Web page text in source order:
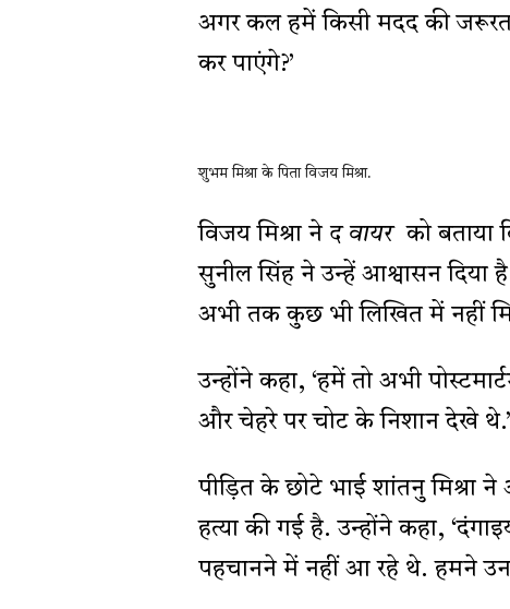
अगर कल हमें किसी मदद की जरूरत
कर पाएंगे?’
शुभम मिश्रा के पिता विजय मिश्रा.
विजय मिश्रा ने द वायरको बताया
सुनील सिंह ने उन्हें आश्वासन दिया
अभी तक कुछ भी लिखित में नहीं
उन्होंने कहा, ‘हमें तो अभी
और चेहरे पर चोट के निशान देखे थे.’
पीड़ित के छोटे भाई शांतनु मिश्रा
हत्या की गई है. उन्होंने कहा,
पहचानने में नहीं आ रहे थे. हमने